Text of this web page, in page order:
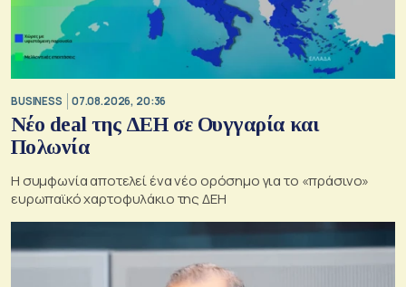
BUSINESS 07.08.2026, 20:36
Νέο deal της ΔΕΗ σε Ουγγαρία και
Πολωνία
Η συμφωνία αποτελεί ένα νέο ορόσημο για το «πράσινο»
ευρωπαϊκό χαρτοφυλάκιο της ΔΕΗ